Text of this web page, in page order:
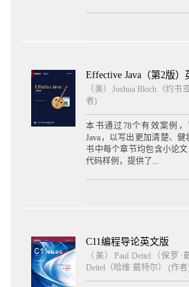
Effective Java（第2版）
（美）Joshua Bloch（约
者)
本书通过78个有效案例
Java，以写出更加清楚、健
书中每个章节均包含小论
代码样例，提供了...
C11编程导论英文版
（美）Paul Deitel（保罗
Deitel（哈维·戴特尔） (作